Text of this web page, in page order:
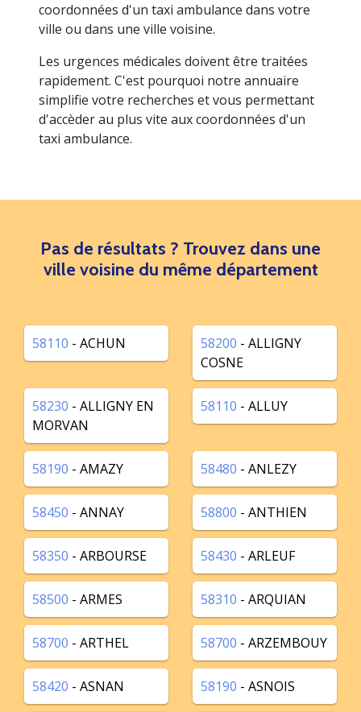
coordonnées d'un taxi ambulance dans votre
ville ou dans une ville voisine.
Les urgences médicales doivent être traitées
rapidement. C'est pourquoi notre annuaire
simplifie votre recherches et vous permettant
d'accèder au plus vite aux coordonnées d'un
taxi ambulance.
Pas de résultats ? Trouvez dans une
ville voisine du même département
58110 - ACHUN 58200 - ALLIGNY
COSNE
58230 - ALLIGNY EN
MORVAN
58110 - ALLUY
58190 - AMAZY 58480 - ANLEZY
58450 - ANNAY 58800 - ANTHIEN
58350 - ARBOURSE 58430 - ARLEUF
58500 - ARMES 58310 - ARQUIAN
58700 - ARTHEL 58700 - ARZEMBOUY
58420 - ASNAN 58190 - ASNOIS